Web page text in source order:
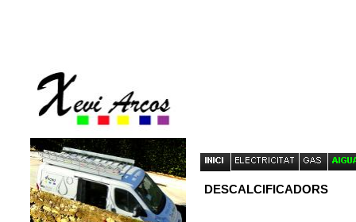
DESCALCIFICADORS